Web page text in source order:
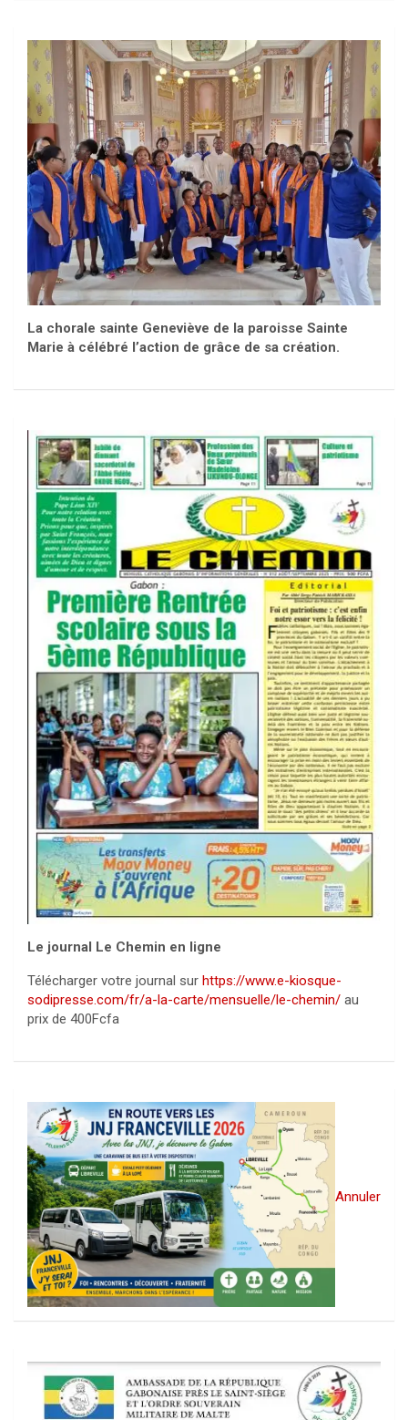
La chorale sainte Geneviève de la paroisse Sainte
Marie à célébré l’action de grâce de sa création.
Le journal Le Chemin en ligne
Télécharger votre journal sur https://www.e-kiosque-
sodipresse.com/fr/a-la-carte/mensuelle/le-chemin/ au
prix de 400Fcfa
Annuler